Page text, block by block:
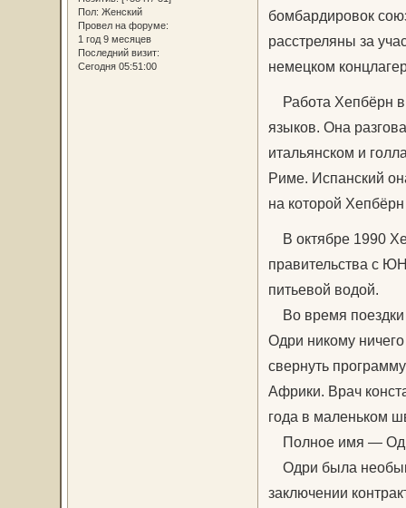
Пол: Женский
Провел на форуме:
1 год 9 месяцев
Последний визит:
Сегодня 05:51:00
бомбардировок
расстреляны за
немецком
Работа Хепбёрн в
языков. Она
итальянском и
Риме. Испанский
на которой
В октябре 1990
правительства с
питьевой водой.
Во время поездки
Одри никому
свернуть
Африки. Врач
года в маленьком
Полное имя —
Одри была
заключении